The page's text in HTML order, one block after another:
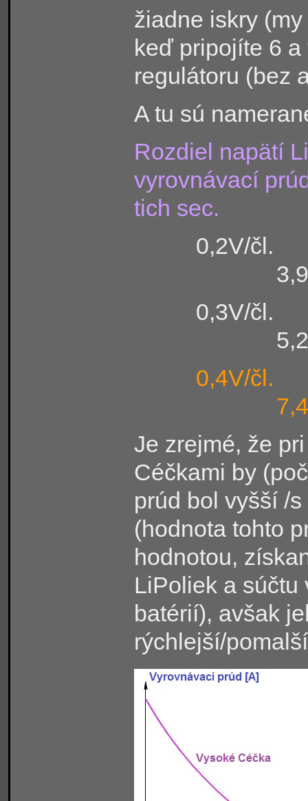
žiadne iskry (my
keď pripojíte 6
regulátoru (bez
A tu sú
Rozdiel napätí
vyrovnávací
tich sec.
0,4V/čl.
Je zrejmé, že
Céčkami by
prúd bol vyšší /
(hodnota tohto
hodnotou,
LiPoliek a súčtu
batérií), avšak
rýchlejší/